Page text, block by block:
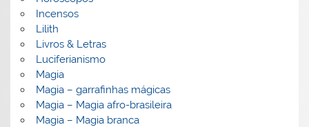
Incensos
Lilith
Livros & Letras
Luciferianismo
Magia
Magia – garrafinhas mágicas
Magia – Magia afro-brasileira
Magia – Magia branca